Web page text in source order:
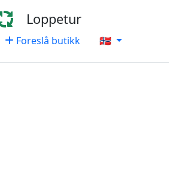
Loppetur
Foreslå butikk 🇳🇴